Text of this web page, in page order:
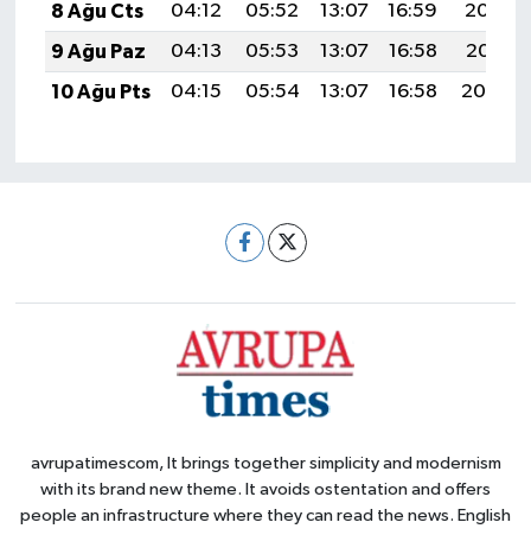
8 Ağu Cts
04:12 05:52 13:07 16:59
20:12
9 Ağu Paz
04:13 05:53 13:07 16:58
20:11
10 Ağu Pts
04:15 05:54 13:07 16:58 20:09
avrupatimescom, It brings together simplicity and modernism
with its brand new theme. It avoids ostentation and offers
people an infrastructure where they can read the news. English